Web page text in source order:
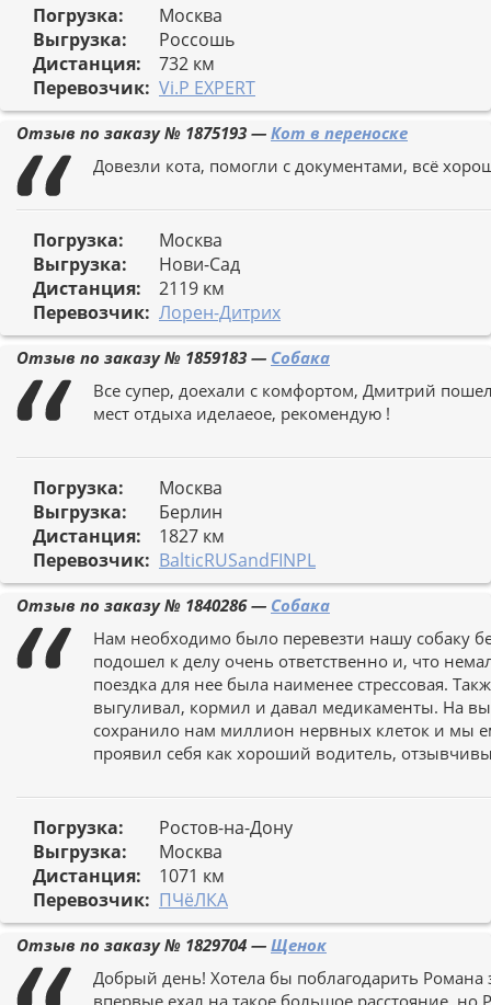
Погрузка:
Москва
Выгрузка:
Россошь
Дистанция:
732 км
Перевозчик: Vi.P EXPERT
Отзыв по заказу № 1875193 — Кот в переноске
Довезли кота, помогли с документами, всё
Погрузка:
Москва
Выгрузка:
Нови-Сад
Дистанция:
2119 км
Перевозчик: Лорен-Дитрих
Отзыв по заказу № 1859183 — Собака
Все супер, доехали с комфортом, Дмитрий
мест отдыха иделаеое, рекомендую !
Погрузка:
Москва
Выгрузка:
Берлин
Дистанция:
1827 км
Перевозчик: BalticRUSandFINPL
Отзыв по заказу № 1840286— Собака
Нам необходимо было перевезти нашу собаку
подошел к делу очень ответственно и, что
поездка для нее была наименее стрессовая.
выгуливал, кормил и давал медикаменты. На
сохранило нам миллион нервных клеток и мы
проявил себя как хороший водитель,
Погрузка:
Ростов-на-Дону
Выгрузка:
Москва
Дистанция:
1071 км
Перевозчик: ПЧёЛКА
Отзыв по заказу № 1829704 — Щенок
Добрый день! Хотела бы поблагодарить
впервые ехал на такое большое расстояние,